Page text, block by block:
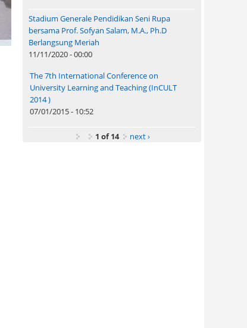
Stadium Generale Pendidikan Seni Rupa
bersama Prof. Sofyan Salam, M.A., Ph.D
Berlangsung Meriah
11/11/2020 - 00:00
The 7th International Conference on
University Learning and Teaching (InCULT
2014 )
07/01/2015 - 10:52
1 of 14 next ›